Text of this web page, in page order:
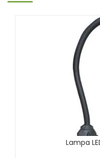
PRASY DO OBRÓBKI
SZLIFIERKI DO METALU,
URZĄDZENIA
WALCARKI DO BLACHY
WIERTARKI KOLUMNOWE,
Lampa